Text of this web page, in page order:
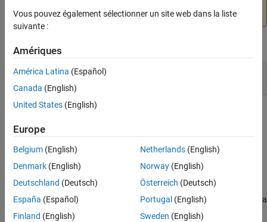
layout introduced in R2008a is always used.
Syntax
extern ssFxpSGetU32BitRegionCompliant(SimStruct *S,
S
SimStructrepresenting an S-function block.
1if S-function calls ssFxpSetU32BitRegionCompliant
declare compliance with memory footprint for fixed-point data
types with 33 or more bits
Vous pouvez également sélectionner un site web dans la liste
suivante :
Amériques
América Latina (Español)
Canada (English)
United States (English)
Europe
Belgium (English)
Denmark (English)
Deutschland (Deutsch)
España (Español)
Finland (English)
Netherlands(English)
Norway(English)
Österreich (Deutsch)
Portugal (English)
Sweden (English)